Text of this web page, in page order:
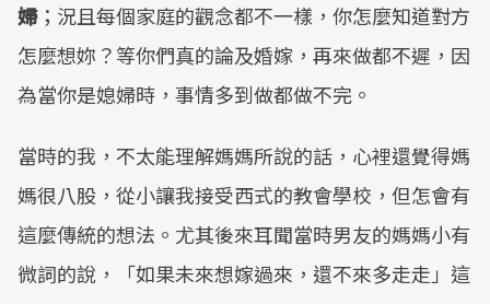
婦；況且每個家庭的觀念都不一樣，你怎麼知道對方
怎麼想妳？等你們真的論及婚嫁，再來做都不遲，因
為當你是媳婦時，事情多到做都做不完。
當時的我，不太能理解媽媽所說的話，心裡還覺得媽
媽很八股，從小讓我接受西式的教會學校，但怎會有
這麼傳統的想法。尤其後來耳聞當時男友的媽媽小有
微詞的說，「如果未來想嫁過來，還不來多走走」這